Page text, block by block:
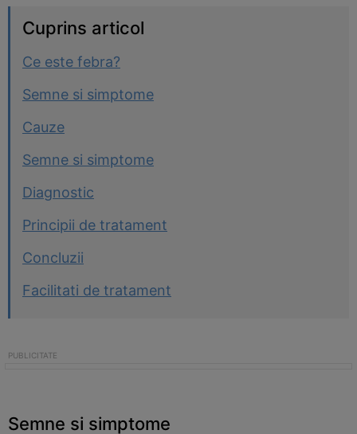
Cuprins articol
Ce este febra?
Semne si simptome
Cauze
Semne si simptome
Diagnostic
Principii de tratament
Concluzii
Facilitati de tratament
Semne si simptome